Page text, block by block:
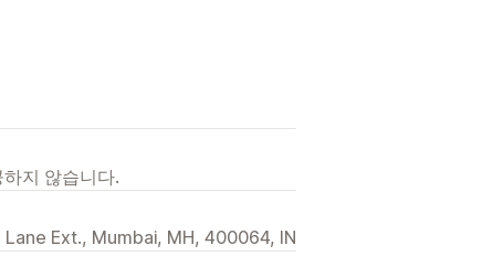
지 않습니다.
Ext., Mumbai, MH, 400064, IN